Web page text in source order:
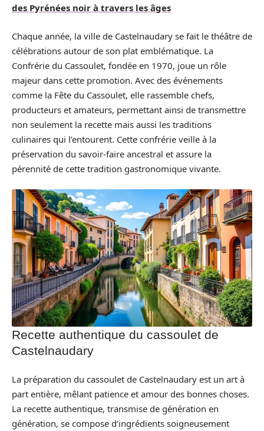
des Pyrénées noir à travers les âges
Chaque année, la ville de Castelnaudary se fait le théâtre de
célébrations autour de son plat emblématique. La
Confrérie du Cassoulet, fondée en 1970, joue un rôle
majeur dans cette promotion. Avec des événements
comme la Fête du Cassoulet, elle rassemble chefs,
producteurs et amateurs, permettant ainsi de transmettre
non seulement la recette mais aussi les traditions
culinaires qui l’entourent. Cette confrérie veille à la
préservation du savoir-faire ancestral et assure la
pérennité de cette tradition gastronomique vivante.
Recette authentique du cassoulet de
Castelnaudary
La préparation du cassoulet de Castelnaudary est un art à
part entière, mêlant patience et amour des bonnes choses.
La recette authentique, transmise de génération en
génération, se compose d’ingrédients soigneusement